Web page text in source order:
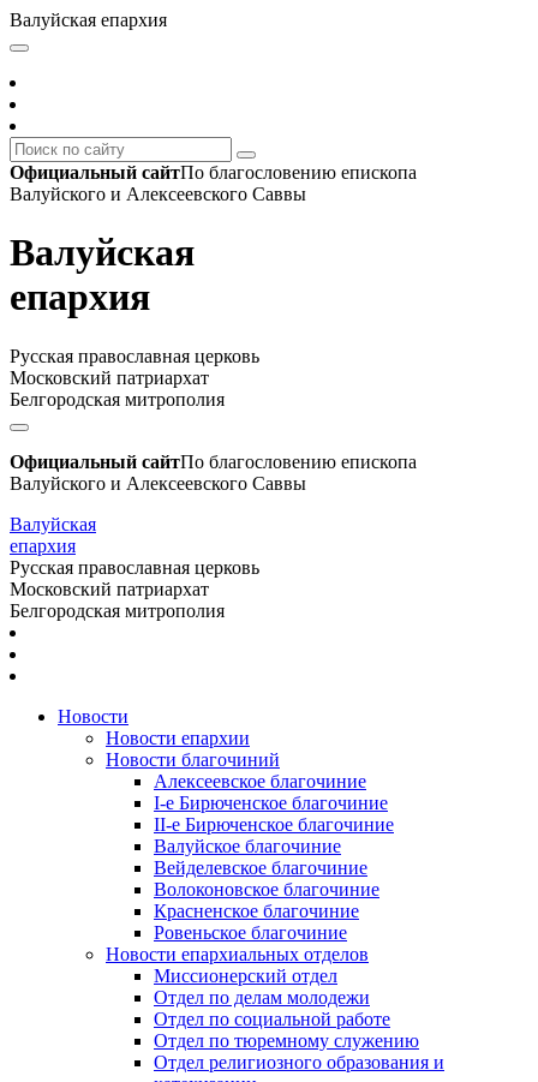
Валуйская епархия
Официальный сайтПо благословению епископа
Валуйского и Алексеевского Саввы
Валуйская
епархия
Русская православная церковь
Московский патриархат
Белгородская митрополия
Официальный сайтПо благословению епископа
Валуйского и Алексеевского Саввы
Валуйская
епархия
Русская православная церковь
Московский патриархат
Белгородская митрополия
Новости
Новости епархии
Новости благочиний
Алексеевское благочиние
I-е Бирюченское благочиние
II-е Бирюченское благочиние
Валуйское благочиние
Вейделевское благочиние
Волоконовское благочиние
Красненское благочиние
Ровеньское благочиние
Новости епархиальных отделов
Миссионерский отдел
Отдел по делам молодежи
Отдел по социальной работе
Отдел по тюремному служению
Отдел религиозного образования и